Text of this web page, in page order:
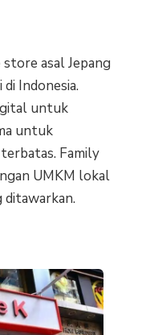
asal Jepang
Indonesia.
untuk
untuk
Family
UMKM lokal